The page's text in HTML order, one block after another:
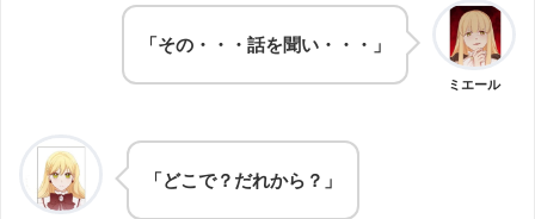
ミエール
「その・・・話を聞い・・・」
「どこで？だれから？」